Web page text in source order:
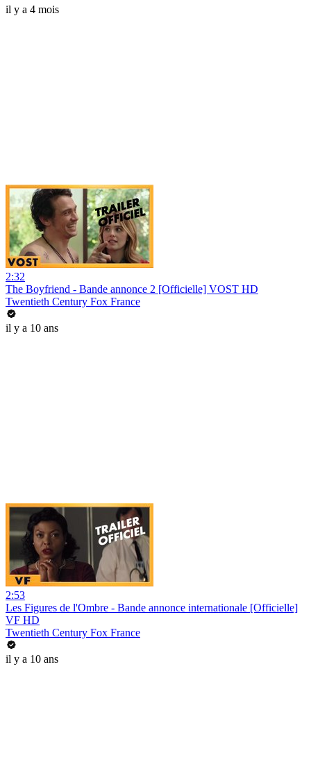
il y a 4 mois
2:32
The Boyfriend - Bande annonce 2 [Officielle] VOST HD
Twentieth Century Fox France
il y a 10 ans
2:53
Les Figures de l'Ombre - Bande annonce internationale [Officielle]
VF HD
Twentieth Century Fox France
il y a 10 ans